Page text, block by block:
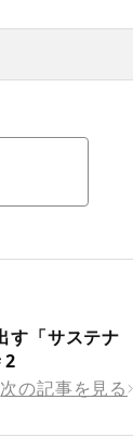
す「サステナ
2
次の記事を見る